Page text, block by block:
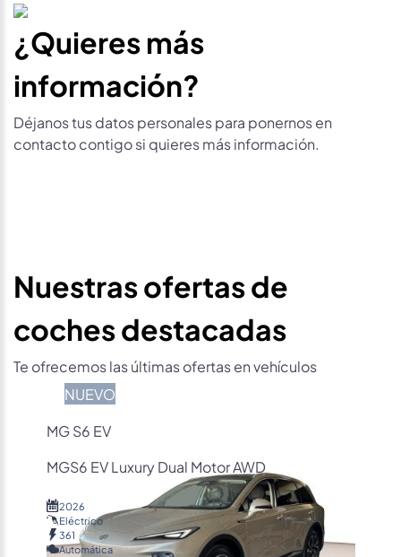
¿Quieres más
información?
Déjanos tus datos personales para ponernos en
contacto contigo si quieres más información.
Nuestras ofertas de
coches destacadas
Te ofrecemos las últimas ofertas en vehículos
NUEVO
MG S6 EV
MGS6 EV Luxury Dual Motor AWD
2026
Eléctrico
361
Automática